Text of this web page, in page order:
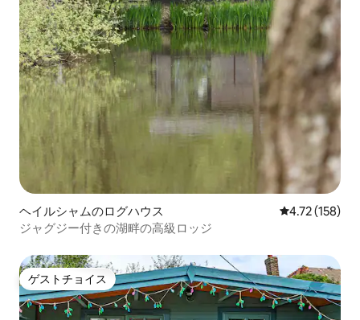
ヘイルシャムのログハウス レビュー158
4.72 (158)
ジャグジー付きの湖畔の高級ロッジ
ゲストチョイス
ゲストチョイス